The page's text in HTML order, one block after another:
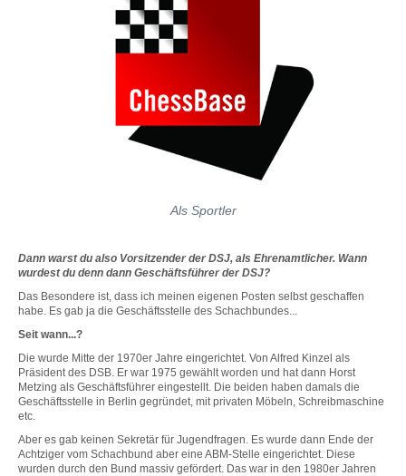
Als Sportler
Dann warst du also Vorsitzender der DSJ, als Ehrenamtlicher. Wann
wurdest du denn dann Geschäftsführer der DSJ?
Das Besondere ist, dass ich meinen eigenen Posten selbst geschaffen
habe. Es gab ja die Geschäftsstelle des Schachbundes...
Seit wann...?
Die wurde Mitte der 1970er Jahre eingerichtet. Von Alfred Kinzel als
Präsident des DSB. Er war 1975 gewählt worden und hat dann Horst
Metzing als Geschäftsführer eingestellt. Die beiden haben damals die
Geschäftsstelle in Berlin gegründet, mit privaten Möbeln, Schreibmaschine
etc.
Aber es gab keinen Sekretär für Jugendfragen. Es wurde dann Ende der
Achtziger vom Schachbund aber eine ABM-Stelle eingerichtet. Diese
wurden durch den Bund massiv gefördert. Das war in den 1980er Jahren